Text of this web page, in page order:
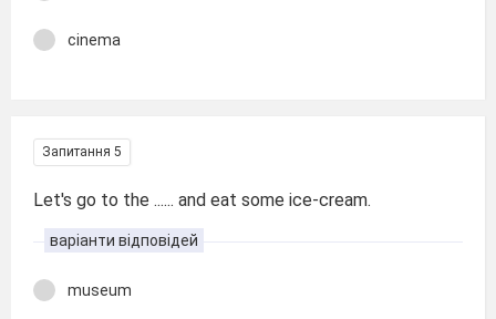
cinema
Запитання 5
Let's go to the ...... and eat some ice-cream.
варіанти відповідей
museum